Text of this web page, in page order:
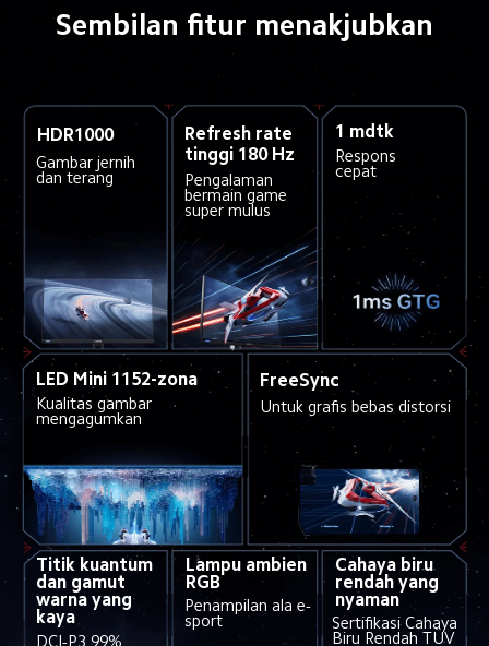
Sembilan fitur menakjubkan
HDR1000
Gambar jernih
dan terang
Refresh rate
tinggi 180 Hz
Pengalaman
bermain game
super mulus
1 mdtk
Respons
cepat
LED Mini 1152-zona
Kualitas gambar
mengagumkan
FreeSync
Untuk grafis bebas distorsi
Titik kuantum
dan gamut
warna yang
kaya
DCI-P3 99%
Lampu ambien
RGB
Penampilan ala e-
sport
Cahaya biru
rendah yang
nyaman
Sertifikasi Cahaya
Biru Rendah TÜV